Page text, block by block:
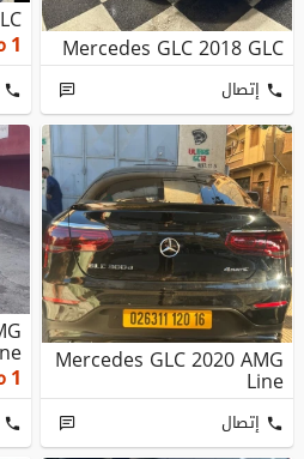
Mercedes GLC 2018 GLC
إتصال
1
Mercedes GLC 2020 AMG
Line
إتصال
1